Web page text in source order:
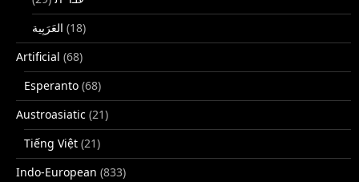
(18)
Artificial (68)
Esperanto (68)
Austroasiatic (21)
Tiếng Việt (21)
Indo-European (833)